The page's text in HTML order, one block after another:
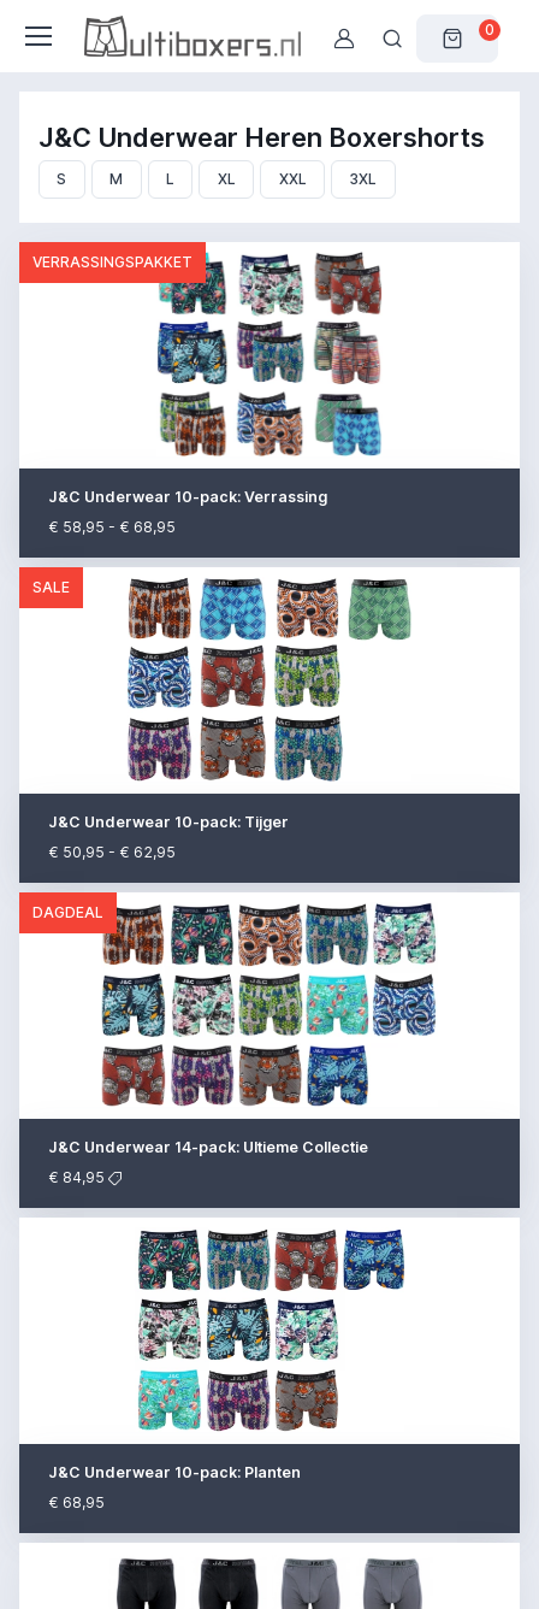
0
J&C Underwear Heren Boxershorts
S M L XL XXL 3XL
VERRASSINGSPAKKET
J&C Underwear 10-pack: Verrassing
€ 58,95 - € 68,95
SALE
J&C Underwear 10-pack: Tijger
€ 50,95 - € 62,95
DAGDEAL
J&C Underwear 14-pack: Ultieme Collectie
€ 84,95
J&C Underwear 10-pack: Planten
€ 68,95